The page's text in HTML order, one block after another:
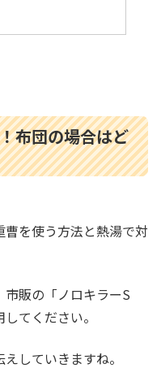
布団の場合はど
を使う方法と熱湯で対
販の「ノロキラーS
てください。
していきますね。